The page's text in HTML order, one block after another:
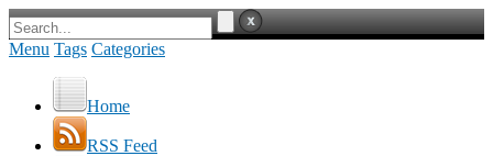
Menu Tags Categories
Home
RSS Feed